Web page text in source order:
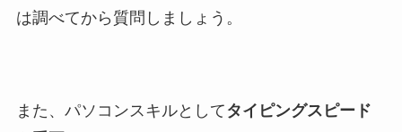
は調べてから質問しましょう。
また、パソコンスキルとして タイピングスピード